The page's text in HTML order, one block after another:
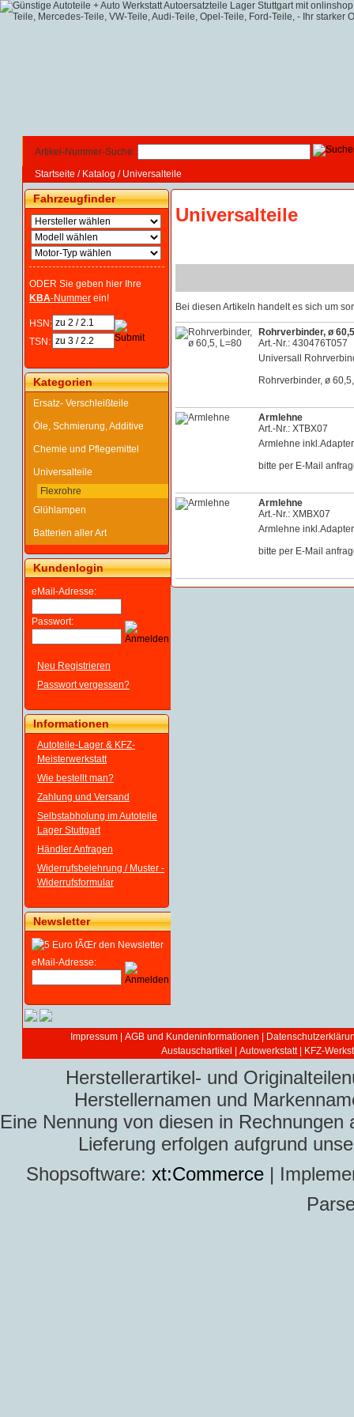
Artikel-Nummer-Suche:
Startseite / Katalog / Universalteile
Fahrzeugfinder
ODER Sie geben hier Ihre
KBA-Nummer ein!
HSN:
TSN:
Kategorien
Ersatz- Verschleißteile
Öle, Schmierung, Additive
Chemie und Pflegemittel
Universalteile
Flexrohre
Glühlampen
Batterien aller Art
Kundenlogin
eMail-Adresse:
Passwort:
Neu Registrieren
Passwort vergessen?
Informationen
Autoteile-Lager & KFZ-
Meisterwerkstatt
Wie bestellt man?
Zahlung und Versand
Selbstabholung im Autoteile
Lager Stuttgart
Händler Anfragen
Widerrufsbelehrung / Muster -
Widerrufsformular
Newsletter
eMail-Adresse:
Universalteile
Bei diesen Artikeln handelt es sich um
Rohrverbinder, ø
Art.-Nr.: 430476T057
Universall
Rohrverbinder, ø
Armlehne
Art.-Nr.: XTBX07
Armlehne
bitte per E-Mail
Armlehne
Art.-Nr.: XMBX07
Armlehne
bitte per E-Mail
Impressum AGB und Kundeninformationen
Austauschartikel
Autowerkstatt | KFZ-
Herstellerartikel- und
Herstellernamen und
Eine Nennung von diesen in
Lieferung erfolgen aufgrund
Shopsoftware: xt:Commerce |